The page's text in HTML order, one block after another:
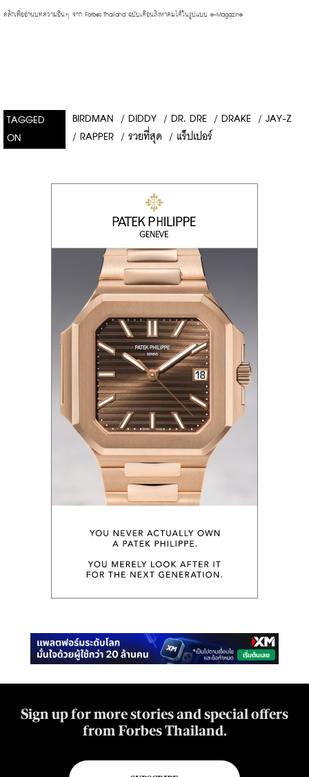
คลิกเพื่ออ่านบทความอื่นๆ จาก Forbes Thailand ฉบับเดือนสิงหาคม ได้ในรูปแบบ e-Magazine
TAGGED
ON
BIRDMAN / DIDDY / DR. DRE / DRAKE / JAY-Z
/ RAPPER / รวยที่สุด / แร็ปเปอร์
Sign up for more stories and special offers
from Forbes Thailand.